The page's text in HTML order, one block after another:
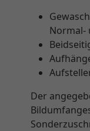
Normal-
Der